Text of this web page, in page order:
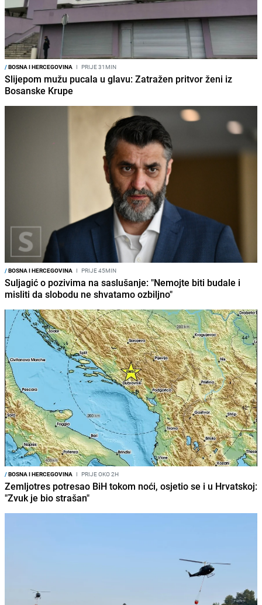
/BOSNA I HERCEGOVINA I PRIJE 31MIN
Slijepom mužu pucala u glavu: Zatražen pritvor ženi iz
Bosanske Krupe
/BOSNA I HERCEGOVINA I PRIJE 45MIN
Suljagić o pozivima na saslušanje: "Nemojte biti budale i
misliti da slobodu ne shvatamo ozbiljno"
/BOSNA I HERCEGOVINA I PRIJE OKO 2H
Zemljotres potresao BiH tokom noći, osjetio se i u Hrvatskoj:
"Zvuk je bio strašan"